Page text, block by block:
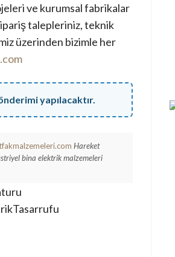
ve kurumsal fabrikalar
talepleriniz, teknik
üzerinden bizimle her
yapılacaktır.
Hareket
bina elektrik malzemeleri